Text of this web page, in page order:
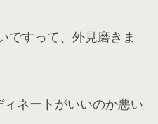
ですって、外見磨きま
ネートがいいのか悪い